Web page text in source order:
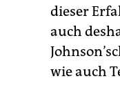
dieser
auch
wie auch